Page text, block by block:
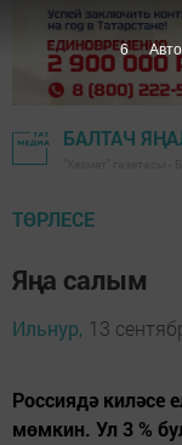
БАЛТАЧ
ТӨРЛЕСЕ
Яңа салым
Ильнур, 13
Россиядә киләсе
мөмкин. Ул 3 %
5